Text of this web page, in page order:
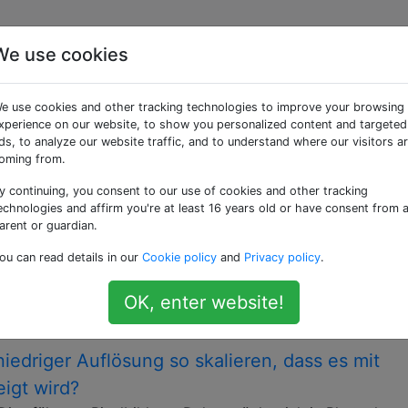
Fragen
wenn Sie in der Kamera im Modus mit
oder später Fotos mit hoher Auflösung
in einer niedrigeren Auflösung speichern, sagen wir
mit der Sie Fotos mit 5 MPix und mehr aufnehmen
bei der kleineren Größe haben. Wäre es besser, ein
Auflösung so skalieren, dass es mit
wird?
use cookies
use cookies and other tracking technologies to improve your browsing
on our website, to show you personalized content and targeted
to analyze our website traffic, and to understand where our visitors
from.
continuing, you consent to our use of cookies and other tracking
and affirm you're at least 16 years old or have consent from a
or guardian.
can read details in our Cookie policy and Privacy policy.
OK, enter website!